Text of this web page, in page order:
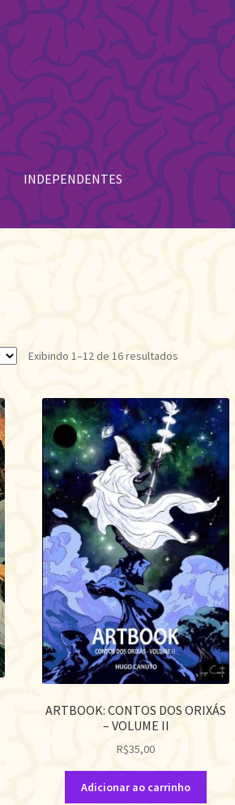
INDEPENDENTES
Exibindo 1–12 de 16 resultadosClassificado
recente
ARTBOOK: CONTOS DOS ORIXÁS
– VOLUME II
R$35,00
Adicionar ao carrinho